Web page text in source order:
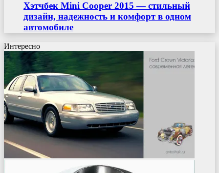
Хэтчбек Mini Cooper 2015 — стильный
дизайн, надежность и комфорт в одном
автомобиле
Интересно